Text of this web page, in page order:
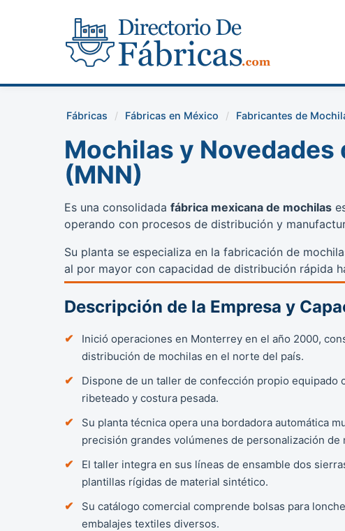
Fábricas Fábricas en México Fabricantes de
Mochilas y Novedades
(MNN)
Es una consolidada fábrica mexicana de mochilas
operando con procesos de distribución y
Su planta se especializa en la fabricación de
al por mayor con capacidad de distribución rápida
Descripción de la Empresa y
Inició operaciones en Monterrey en el año 2000,
distribución de mochilas en el norte del país.
Dispone de un taller de confección propio equipado
ribeteado y costura pesada.
Su planta técnica opera una bordadora automática
precisión grandes volúmenes de personalización de
El taller integra en sus líneas de ensamble dos
plantillas rígidas de material sintético.
Su catálogo comercial comprende bolsas para
embalajes textiles diversos.